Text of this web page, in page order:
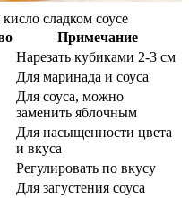
сладком соусе
Примечание
Нарезать кубиками 2-3 см
Для маринада и соуса
Для соуса, можно
заменить яблочным
Для насыщенности цвета
и вкуса
Регулировать по вкусу
Для загустения соуса